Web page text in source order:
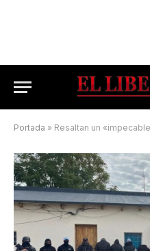
Portada » Resaltan un «impecable